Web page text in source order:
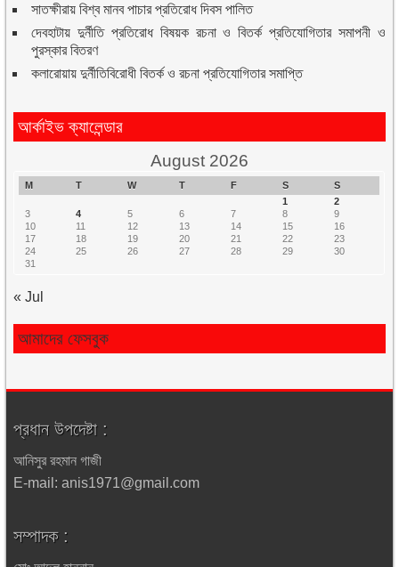
সাতক্ষীরায় বিশ্ব মানব পাচার প্রতিরোধ দিবস পালিত
দেবহাটায় দুর্নীতি প্রতিরোধ বিষয়ক রচনা ও বিতর্ক প্রতিযোগিতার সমাপনী ও
পুরস্কার বিতরণ
কলারোয়ায় দুর্নীতিবিরোধী বিতর্ক ও রচনা প্রতিযোগিতার সমাপ্তি
আর্কাইভ ক্যালেন্ডার
August 2026
M T W T F S
S
1
2
3
4 5 6 7 8
9
10
11 12 13 14 15
16
17
18 19 20 21 22
23
24
25 26 27 28 29
30
31
« Jul
আমাদের ফেসবুক
প্রধান উপদেষ্টা :
আনিসুর রহমান গাজী
E-mail: anis1971@gmail.com
সম্পাদক :